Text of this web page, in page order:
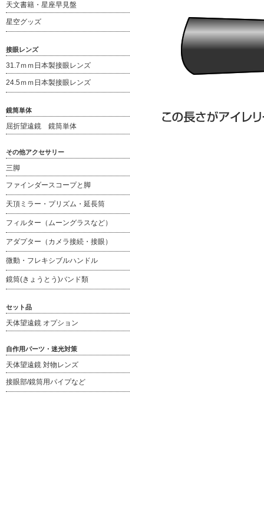
天文書籍・星座早見盤
星空グッズ
接眼レンズ
31.7ｍｍ日本製接眼レンズ
24.5ｍｍ日本製接眼レンズ
鏡筒単体
屈折望遠鏡 鏡筒単体
その他アクセサリー
三脚
ファインダースコープと脚
天頂ミラー・プリズム・延長筒
フィルター（ムーングラスなど）
アダプター（カメラ接続・接眼）
微動・フレキシブルハンドル
鏡筒(きょうとう)バンド類
セット品
天体望遠鏡 オプション
自作用パーツ・迷光対策
天体望遠鏡 対物レンズ
接眼部/鏡筒用パイプなど